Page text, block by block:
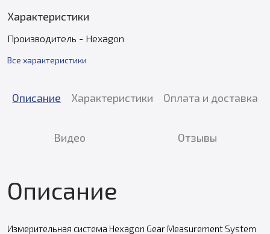
Характеристики
Производитель - Hexagon
Все характеристики
Описание Характеристики Оплата и доставка
Видео Отзывы
Описание
Измерительная система Hexagon Gear Measurement System